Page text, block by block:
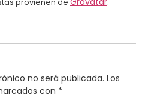
no será publicada. Los
con *